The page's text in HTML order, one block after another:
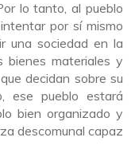
lo tanto, al pueblo
por sí mismo
una sociedad en la
bienes materiales y
decidan sobre su
ese pueblo estará
bien organizado y
descomunal capaz